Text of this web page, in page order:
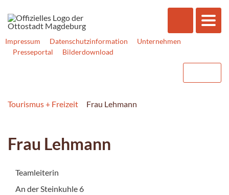
Impressum Datenschutzinformation
Unternehmen
Presseportal
Bilderdownload
Tourismus + Freizeit Frau Lehmann
Frau Lehmann
Teamleiterin
An der Steinkuhle 6